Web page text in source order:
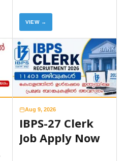
VIEW →
Aug 9, 2026
IBPS-27 Clerk
Job Apply Now